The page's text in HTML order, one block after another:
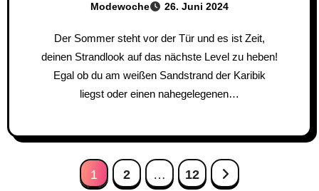
Modewoche 26. Juni 2024
Der Sommer steht vor der Tür und es ist Zeit,
deinen Strandlook auf das nächste Level zu heben!
Egal ob du am weißen Sandstrand der Karibik
liegst oder einen nahegelegenen…
Seitennummerierung
1 2 … 12